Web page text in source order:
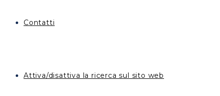
Contatti
Attiva/disattiva la ricerca sul sito web